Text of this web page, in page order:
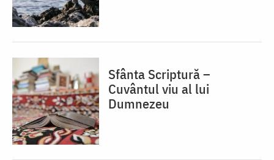
Sfânta Scriptură –
Cuvântul viu al lui
Dumnezeu